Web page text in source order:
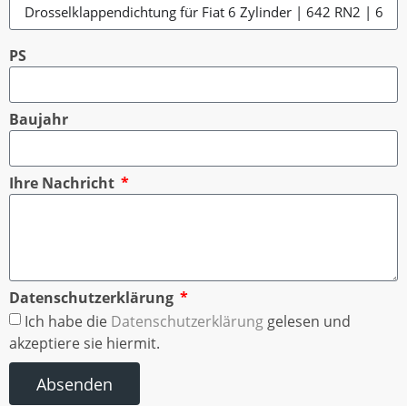
PS
Baujahr
Ihre Nachricht
Datenschutzerklärung
Ich habe die Datenschutzerklärung gelesen und
akzeptiere sie hiermit.
Absenden